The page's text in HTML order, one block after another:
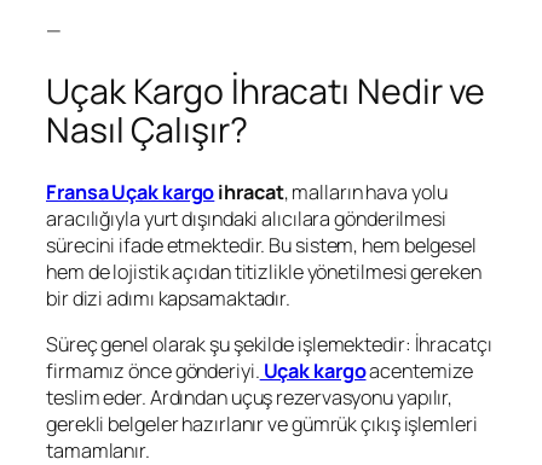
—
Uçak Kargo İhracatı Nedir ve
Nasıl Çalışır?
Fransa Uçak kargoihracat, malların hava yolu
aracılığıyla yurt dışındaki alıcılara gönderilmesi
sürecini ifade etmektedir. Bu sistem, hem belgesel
hem de lojistik açıdan titizlikle yönetilmesi gereken
bir dizi adımı kapsamaktadır.
Süreç genel olarak şu şekilde işlemektedir: İhracatçı
firmamız önce gönderiyi. Uçak kargoacentemize
teslim eder. Ardından uçuş rezervasyonu yapılır,
gerekli belgeler hazırlanır ve gümrük çıkış işlemleri
tamamlanır.